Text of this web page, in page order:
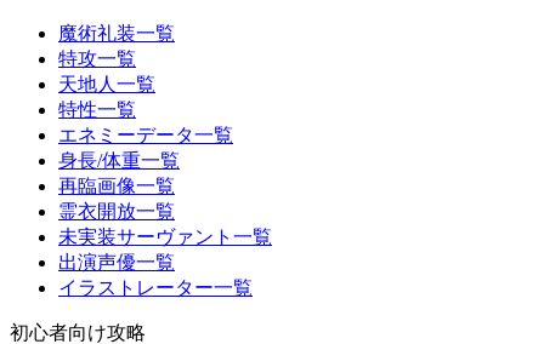
魔術礼装一覧
特攻一覧
天地人一覧
特性一覧
エネミーデータ一覧
身長/体重一覧
再臨画像一覧
霊衣開放一覧
未実装サーヴァント一覧
出演声優一覧
イラストレーター一覧
初心者向け攻略